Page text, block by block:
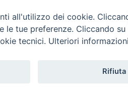
all'utilizzo dei cookie.
le tue preferenze. Cliccando
tecnici. Ulteriori
Rifiuta